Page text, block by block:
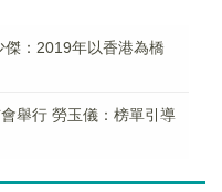
：2019年以香港為橋
舉行 勞玉儀：榜單引導